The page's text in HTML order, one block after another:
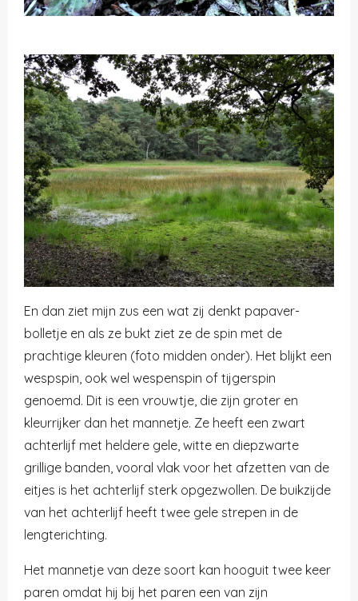
En dan ziet mijn zus een wat zij denkt papaver-
bolletje en als ze bukt ziet ze de spin met de
prachtige kleuren (foto midden onder). Het blijkt een
wespspin, ook wel wespenspin of tijgerspin
genoemd. Dit is een vrouwtje, die zijn groter en
kleurrijker dan het mannetje. Ze heeft een zwart
achterlijf met heldere gele, witte en diepzwarte
grillige banden, vooral vlak voor het afzetten van de
eitjes is het achterlijf sterk opgezwollen. De buikzijde
van het achterlijf heeft twee gele strepen in de
lengterichting.
Het mannetje van deze soort kan hooguit twee keer
paren omdat hij bij het paren een van zijn